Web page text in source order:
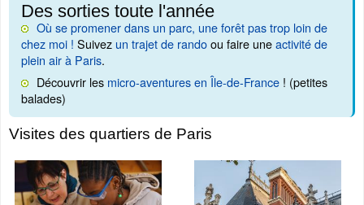
Des sorties toute l'année
Où se promener dans un parc, une forêt pas trop loin de
chez moi ! Suivez un trajet de randoou faire uneactivité de
plein air à Paris.
Découvrir les micro-aventures en Île-de-France ! (petites
balades)
Visites des quartiers de Paris